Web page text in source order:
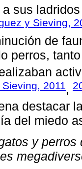
sus
y Sieving,
de
perros,
2011,
destacar
del miedo
y